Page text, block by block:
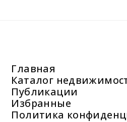
Главная
Каталог
Публикации
Избранные
Политика